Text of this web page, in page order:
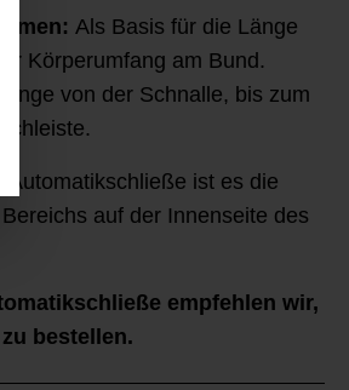
Als Basis für die Länge
Körperumfang am Bund.
von der Schnalle, bis zum
Automatikschließe ist es die
auf der Innenseite des
empfehlen wir,
bestellen.